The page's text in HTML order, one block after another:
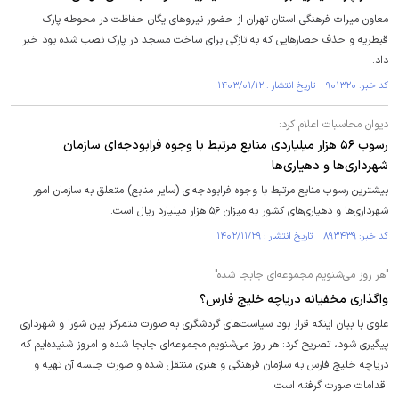
معاون میراث فرهنگی استان تهران از حضور نیروهای یگان حفاظت در محوطه پارک
قیطریه و حذف حصارهایی که به تازگی برای ساخت مسجد در پارک نصب شده بود خبر
داد.
کد خبر: ۹۰۱۳۲۰ تاریخ انتشار : ۱۴۰۳/۰۱/۱۲
دیوان محاسبات اعلام کرد:
رسوب ۵۶ هزار میلیاردی منابع مرتبط با وجوه فرابودجه‌ای سازمان
شهرداری‌ها و دهیاری‌ها
بیشترین رسوب منابع مرتبط با وجوه فرابودجه‌ای (سایر منابع) متعلق به سازمان امور
شهرداری‌ها و دهیاری‌های کشور به میزان ۵۶ هزار میلیارد ریال است.
کد خبر: ۸۹۳۴۳۹ تاریخ انتشار : ۱۴۰۲/۱۱/۲۹
"هر روز می‌شنویم مجموعه‌ای جابجا شده"
واگذاری مخفیانه دریاچه خلیج فارس؟
علوی با بیان اینکه قرار بود سیاست‌های گردشگری به صورت متمرکز بین شورا و شهرداری
پیگیری شود، تصریح کرد: هر روز می‌شنویم مجموعه‌ای جابجا شده و امروز شنیده‌ایم که
دریاچه خلیج فارس به سازمان فرهنگی و هنری منتقل شده و صورت جلسه آن تهیه و
اقدامات صورت گرفته است.